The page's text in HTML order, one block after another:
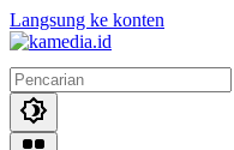
Langsung ke konten